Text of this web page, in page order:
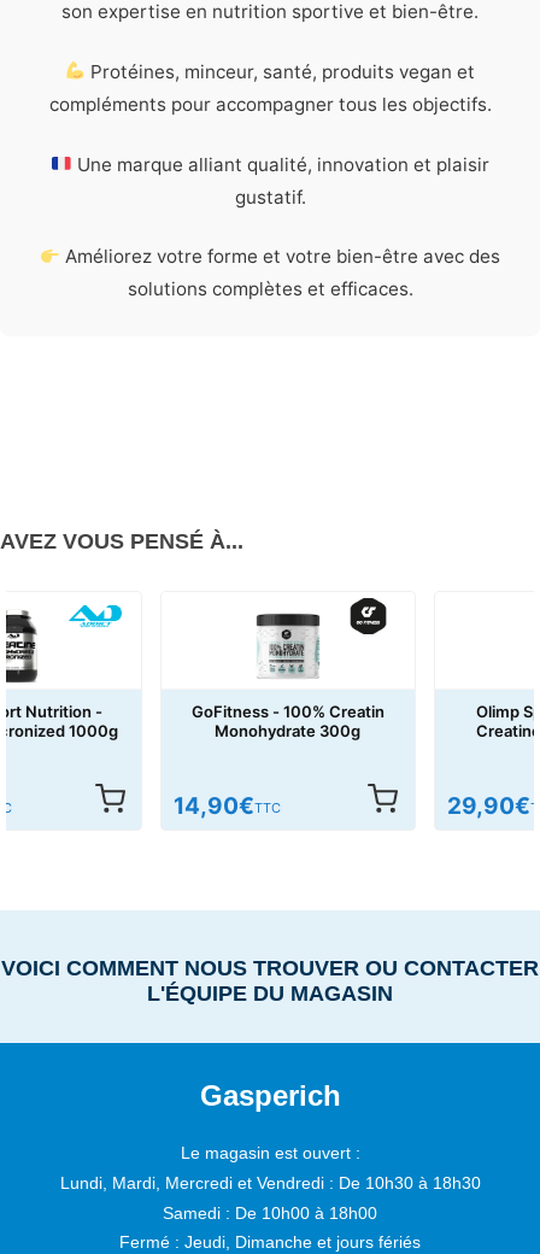
son expertise en nutrition sportive et bien-être.
Protéines, minceur, santé, produits vegan et
compléments pour accompagner tous les objectifs.
Une marque alliant qualité, innovation et plaisir
gustatif.
Améliorez votre forme et votre bien-être avec des
solutions complètes et efficaces.
AVEZ VOUS PENSÉ À...
GoFitness - 100% Creatin
Monohydrate 300g
TTC
Olimp Sport Nutrition -
Creatine Monohydrate
€TTC
VOICI COMMENT NOUS TROUVER OU CONTACTER
L'ÉQUIPE DU MAGASIN
Gasperich
Le magasin est ouvert :
Lundi, Mardi, Mercredi et Vendredi : De 10h30 à 18h30
Samedi : De 10h00 à 18h00
Fermé : Jeudi, Dimanche et jours fériés